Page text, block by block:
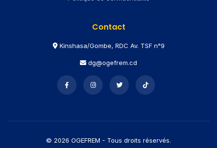
Contact
Kinshasa/Gombe, RDC Av. TSF n°9
dg@ogefrem.cd
© 2026 OGEFREM - Tous droits réservés.